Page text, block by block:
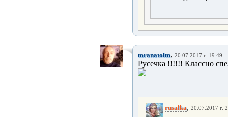
mranatolm, 20.07.2017 г. 19:49
Русечка !!!!!! Классно
rusalka, 20.07.2017 г.